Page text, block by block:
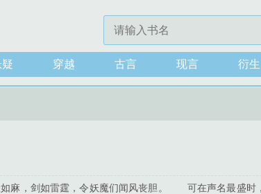
穿越 古言 现言 衍生
麻，剑如雷霆，令妖魔们闻风丧胆。 可在声名最盛时